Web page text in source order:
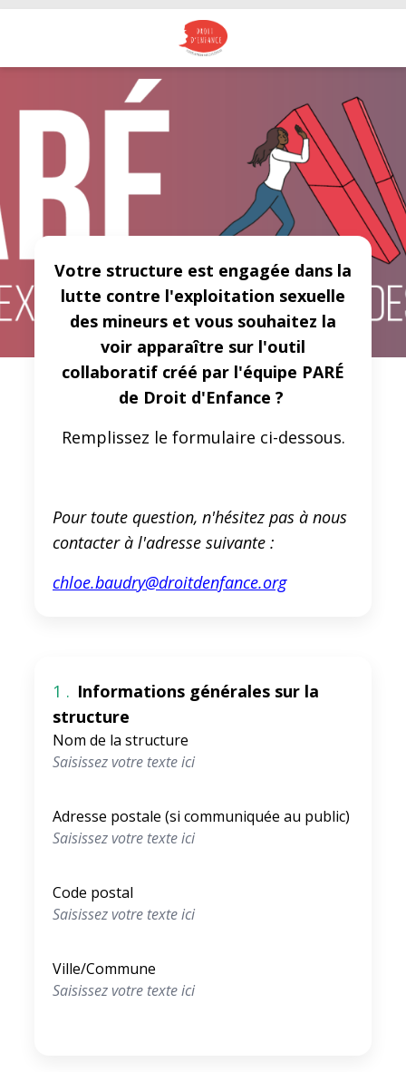
Votre structure est engagée dans la
lutte contre l'exploitation sexuelle
des mineurs et vous souhaitez la
voir apparaître sur l'outil
collaboratif créé par l'équipe PARÉ
de Droit d'Enfance ?
Remplissez le formulaire ci-dessous.
Pour toute question, n'hésitez pas à nous
contacter à l'adresse suivante :
chloe.baudry@droitdenfance.org
1 . Informations générales sur la
structure
Nom de la structure
Adresse postale (si communiquée au public)
Code postal
Ville/Commune